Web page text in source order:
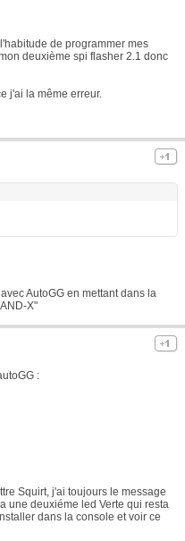
de programmer mes
deuxième spi flasher 2.1 donc
j'ai la même erreur.
AutoGG en mettant dans la
X"
:
Squirt, j'ai toujours le message
une deuxiéme led Verte qui resta
dans la console et voir ce